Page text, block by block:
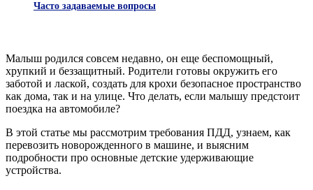
Часто задаваемые вопросы
Малыш родился совсем недавно, он еще беспомощный,
хрупкий и беззащитный. Родители готовы окружить его
заботой и лаской, создать для крохи безопасное пространство
как дома, так и на улице. Что делать, если малышу предстоит
поездка на автомобиле?
В этой статье мы рассмотрим требования ПДД, узнаем, как
перевозить новорожденного в машине, и выясним
подробности про основные детские удерживающие
устройства.